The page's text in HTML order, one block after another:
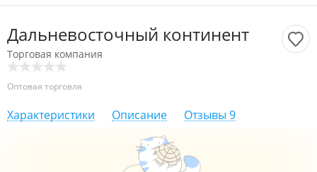
Дальневосточный континент
Торговая компания
Оптовая торговля
Характеристики Описание Отзывы 9